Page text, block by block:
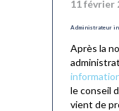
11 février
Administrateur
Après la
le conseil
vient de